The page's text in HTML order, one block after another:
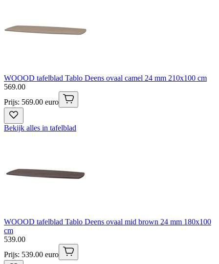
WOOOD tafelblad Tablo Deens ovaal camel 24 mm 210x100 cm
569.00
Prijs: 569.00 euro
Bekijk alles in tafelblad
WOOOD tafelblad Tablo Deens ovaal mid brown 24 mm 180x100
cm
539.00
Prijs: 539.00 euro